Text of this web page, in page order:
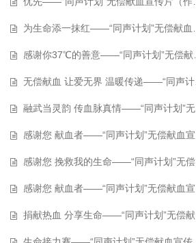
为生命添一抹红——“同声计划”无偿献血宣传片（作品080）
感谢你37℃的善意——“同声计划”无偿献血宣传片（作品079）
无偿献血 让爱无界 温暖传递——“同声计划”无偿献血宣传片（作品078）
融武当灵韵 传血脉真情——“同声计划”无偿献血宣传片（作品077）
感谢您 献血者——“同声计划”无偿献血宣传片（作品076）
感谢您 挽救我的生命——“同声计划”无偿献血宣传片（作品075）
感谢您 献血者——“同声计划”无偿献血宣传片（作品074）
捐献热血 分享生命——“同声计划”无偿献血宣传片（作品073）